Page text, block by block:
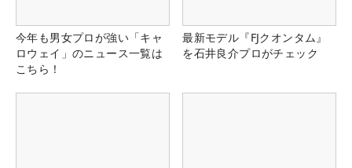
今年も男女プロが強い「キャ
ロウェイ」のニュース一覧は
こちら！
最新モデル『FJクオンタム』
を石井良介プロがチェック